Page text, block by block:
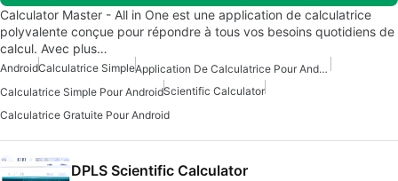
Calculator Master - All in One est une application de calculatrice
polyvalente conçue pour répondre à tous vos besoins quotidiens de
calcul. Avec plus…
AndroidCalculatrice Simple
Application De Calculatrice Pour Android
Calculatrice Simple Pour AndroidScientific Calculator
Calculatrice Gratuite Pour Android
DPLS Scientific Calculator